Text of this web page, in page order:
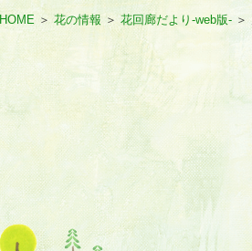
HOME＞花の情報＞花回廊だより-web版- ＞